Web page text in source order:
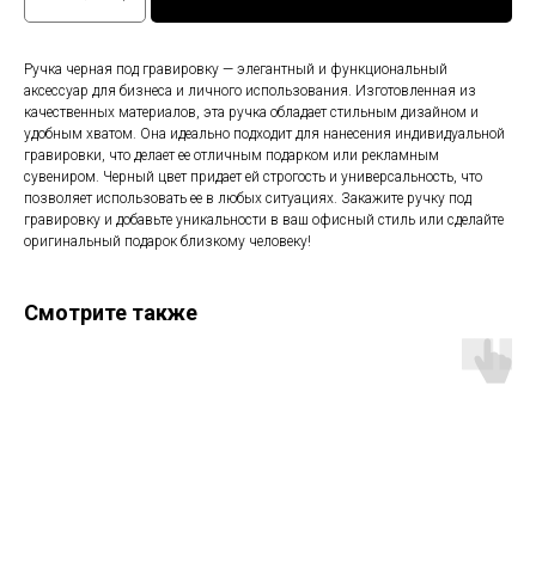
Ручка черная под гравировку — элегантный и функциональный
аксессуар для бизнеса и личного использования. Изготовленная из
качественных материалов, эта ручка обладает стильным дизайном и
удобным хватом. Она идеально подходит для нанесения индивидуальной
гравировки, что делает ее отличным подарком или рекламным
сувениром. Черный цвет придает ей строгость и универсальность, что
позволяет использовать ее в любых ситуациях. Закажите ручку под
гравировку и добавьте уникальности в ваш офисный стиль или сделайте
оригинальный подарок близкому человеку!
Смотрите также